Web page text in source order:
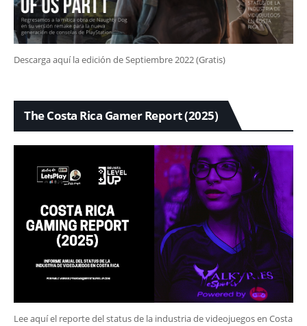
Descarga aquí la edición de Septiembre 2022 (Gratis)
The Costa Rica Gamer Report (2025)
Lee aquí el reporte del status de la industria de videojuegos en Costa